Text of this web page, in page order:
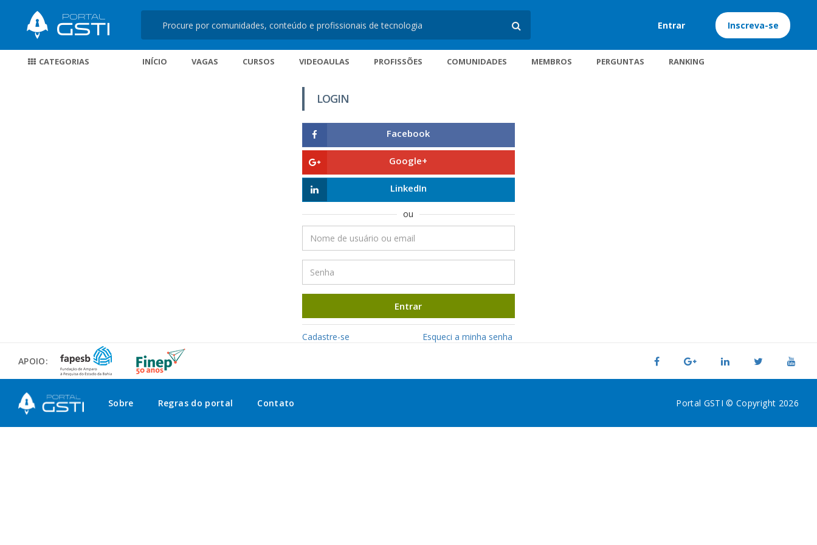
Entrar Inscreva-se
CATEGORIAS INÍCIO VAGAS CURSOS VIDEOAULAS PROFISSÕES COMUNIDADES MEMBROS PERGUNTAS RANKING
LOGIN
Facebook
Google+
LinkedIn
ou
Entrar
Cadastre-se Esqueci a minha senha
APOIO:
Sobre Regras do portal Contato Portal GSTI © Copyright 2026